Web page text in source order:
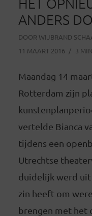
ANDERS
DOOR WIJBRAND
11 MAART 2016
3
Maandag 14
Rotterdam zijn
vertelde Bianca
tijdens een
Utrechtse
duidelijk werd uit
zin heeft om
brengen met het